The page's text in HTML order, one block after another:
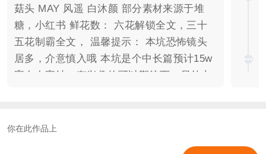
菇头 MAY 风遥 白沐颜 部分素材来源于堆
糖，小红书 鲜花数： 六花解锁全文，三十
五花制霸全文， 温馨提示： 本坑恐怖镜头
居多，介意慎入哦 本坑是个中长篇预计15w
字左右完结，有兴趣的可以期待下，另外本
可能粉红，血红偏少介意慎入。
你在此作品上